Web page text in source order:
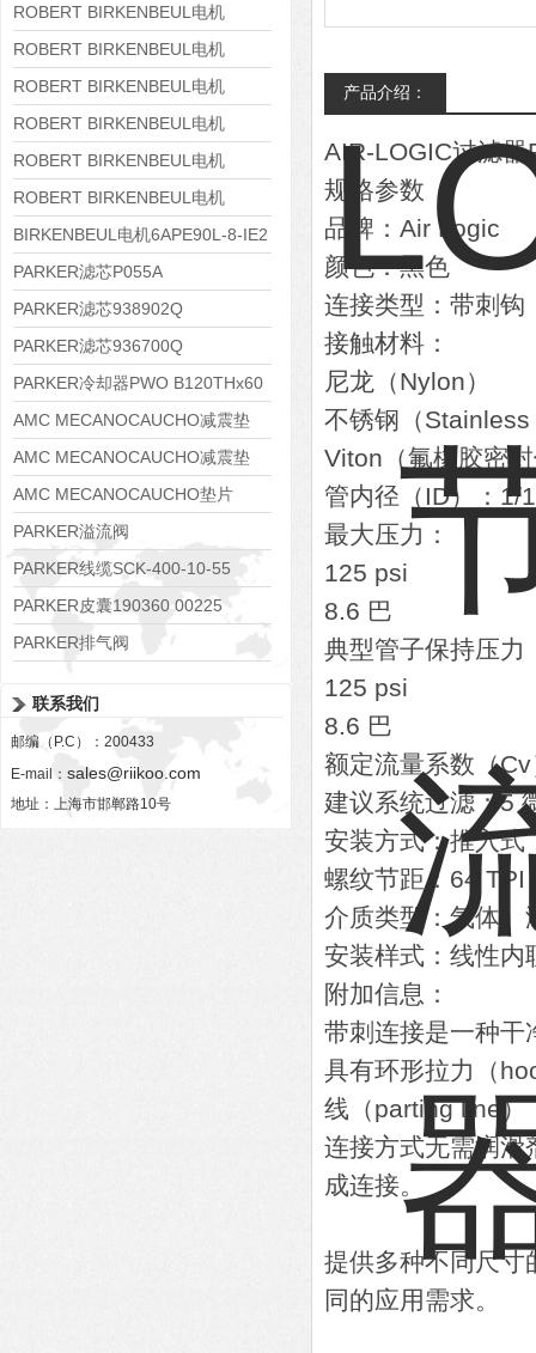
8APE180L-4 IE3
ROBERT BIRKENBEUL电机
8APE160M-6 IE3
ROBERT BIRKENBEUL电机
8APE160L-4-IE3
ROBERT BIRKENBEUL电机
8APE112M-6K-IE3
ROBERT BIRKENBEUL电机
8APE100L-2 IE3
ROBERT BIRKENBEUL电机
8APE90S-4 IE3
ROBERT BIRKENBEUL电机
8APE80M-2K-IE3
BIRKENBEUL电机6APE90L-8-IE2
PARKER滤芯P055A
PARKER滤芯938902Q
PARKER滤芯936700Q
PARKER冷却器PWO B120THx60
AMC MECANOCAUCHO减震垫
138552
AMC MECANOCAUCHO减震垫
138551
AMC MECANOCAUCHO垫片
608074
PARKER溢流阀
RE06M35W2N1KWXG087
PARKER线缆SCK-400-10-55
PARKER皮囊190360 00225
PARKER排气阀
联系我们
邮编（P.C）：200433
E-mail： sales@riikoo.com
地址：上海市邯郸路10号
产品介绍：
AIR-LOGIC过滤
规格参数
品牌：Air Logic
颜色：黑色
连接类型：带刺钩
接触材料：
尼龙（Nylon）
不锈钢（
Viton（氟橡胶密
管内径（ID）：1/
最大压力：
125 psi
8.6 巴
典型管子保持压力
125 psi
8.6 巴
额定流量系数（
建议系统过滤：5
安装方式：推入式
螺纹节距：64 TPI
介质类型：气体、
安装样式：线性内
附加信息：
带刺连接是一种干
具有环形拉力（
线（parting line）
连接方式无需润滑
成连接。
提供多种不同尺寸
同的应用需求。